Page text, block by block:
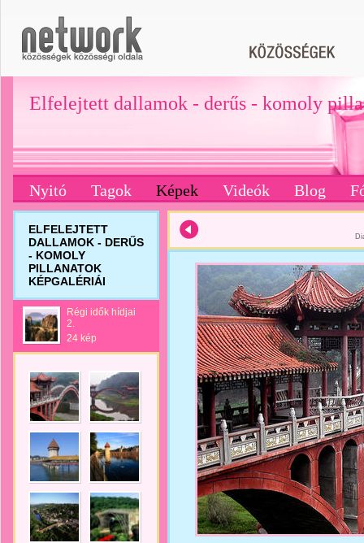
Elfelejtett dallamok - derűs - komoly
Nyitó Tagok Képek Videók Blog
ELFELEJTETT
DALLAMOK - DERŰS
- KOMOLY
PILLANATOK
KÉPGALÉRIÁI
Régi idők hídjai
2.
24 kép